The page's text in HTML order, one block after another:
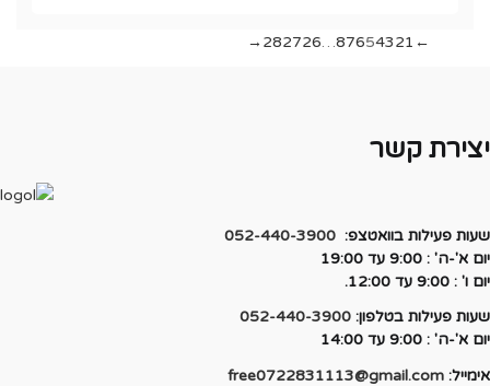
היה:
הוא:
1
2
3
4
5
6
7
8
…
26
27
28
→
קשר
פעילות בוואטצפ:052-440-3900
: 9:00 עד 19:00
עד 12:00.
פעילות בטלפון:052-440-3900
: 9:00 עד 14:00
free0722831113@gmail.com